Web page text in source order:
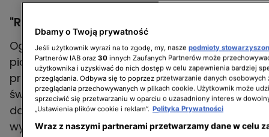
"Raport Turbo" - gdzie i kiedy oglądać?
Oglądaj "Raport Turbo" od poniedziałku do
piątku o 18:00 i 22:00 na kanale TVN Turbo. W
programie zawsze najnowsze doniesienia ze
świata motoryzacji i techniki. Codziennie nowa
dawka informacji o premierach, rajdach i
wyścigach i najważniejszych wydarzeniach.
Dbamy o Twoją prywatność
Jeśli użytkownik wyrazi na to zgodę, my, nasze podmioty
Partnerów IAB oraz 30 innych Zaufanych Partnerów może
użytkownika i uzyskiwać do nich dostęp w celu zapewnienia bardziej
przeglądania. Odbywa się to poprzez przetwarzanie danych osobowych
przeglądania przechowywanych w plikach cookie. Użytkownik może
sprzeciwić się przetwarzaniu w oparciu o uzasadniony interes w
„Ustawienia plików cookie i reklam”. Polityka Prywatności
Wraz z naszymi partnerami przetwarzamy dane w celu